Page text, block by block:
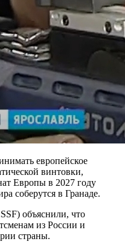
европейское
винтовки,
Европы в 2027 году
соберутся в Гранаде.
объяснили, что
из России и
страны.